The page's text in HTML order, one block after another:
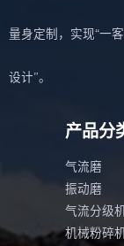
量身定制，实现“一
设计”。
产品分
气流磨
振动磨
气流分级
机械粉碎